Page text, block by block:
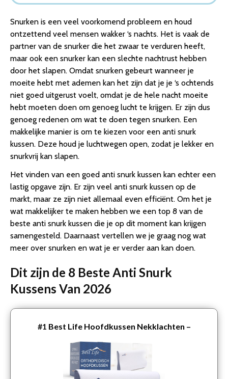
Kussen – Traagschuim Hoofdkussen – Slaapkussen –
Gun…
2. Hoofdkussen Tegen Nek- en rugklachten –
Hoofdkussen Memory foam – 60 x 40x 12 cm –
Traagschruim – Ba…
3. Lifetec Premium® Pro Position Cool – Orthopedisch
Hoofdkussen – Traagschuim – Cool Gel – Extra Hoes…
4. Lifetec Premium® Pro Wave – Orthopedisch
Hoofdkussen – Traagschuim – Extra Hoes – 60×30
5. Mediflow HoofdKussen Orthopedisch Waterkussen –
50 x 70 cm
6. Origineel Bamboe Kussen | 48 x 70 CM | Bamboo
kussen voor ideale nachtrust | Aanbevolen
7. Qmed anti snurk kussen – Memory foam – Apneu
kussen
8. Power of Nature traagschuim Hoofdkussen
Conclusie
Snurken is een veel voorkomend probleem en houd
ontzettend veel mensen wakker ‘s nachts. Het is vaak de
partner van de snurker die het zwaar te verduren heeft,
maar ook een snurker kan een slechte nachtrust hebben
door het slapen. Omdat snurken gebeurt wanneer je
moeite hebt met ademen kan het zijn dat je je ‘s ochtends
niet goed uitgerust voelt, omdat je de hele nacht moeite
hebt moeten doen om genoeg lucht te krijgen. Er zijn dus
genoeg redenen om wat te doen tegen snurken. Een
makkelijke manier is om te kiezen voor een anti snurk
kussen. Deze houd je luchtwegen open, zodat je lekker en
snurkvrij kan slapen.
Het vinden van een goed anti snurk kussen kan echter een
lastig opgave zijn. Er zijn veel anti snurk kussen op de
markt, maar ze zijn niet allemaal even efficiënt. Om het je
wat makkelijker te maken hebben we een top 8 van de
beste anti snurk kussen die je op dit moment kan krijgen
samengesteld. Daarnaast vertellen we je graag nog wat
meer over snurken en wat je er verder aan kan doen.
Dit zijn de 8 Beste Anti Snurk
Kussens Van 2026
#1 Best Life Hoofdkussen Nekklachten –
Ergonomisch Kussen – Traagschuim Hoofdkussen –
Slaapkussen – Gun…